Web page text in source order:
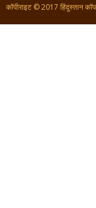
कॉपीराइट © 2017 हिंदुस्तान